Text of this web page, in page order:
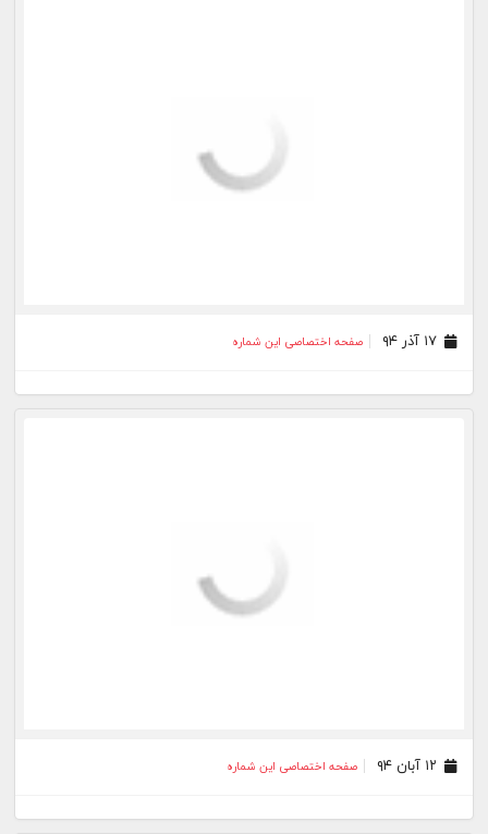
۱۷ آذر ۹۴ صفحه اختصاصی این شماره
صفحه اختصاصی این شماره